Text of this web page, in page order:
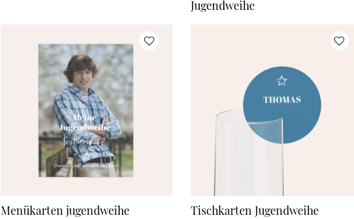
Jugendweihe
Menükarten jugendweihe Tischkarten Jugendweihe